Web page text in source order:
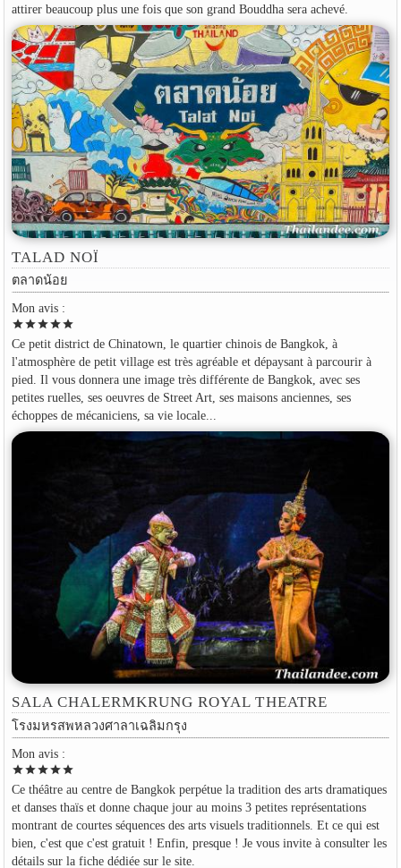
attirer beaucoup plus une fois que son grand Bouddha sera achevé.
TALAD NOÏ
ตลาดน้อย
Mon avis :
starstarstarstarstar
Ce petit district de Chinatown, le quartier chinois de Bangkok, à
l'atmosphère de petit village est très agréable et dépaysant à parcourir à
pied. Il vous donnera une image très différente de Bangkok, avec ses
petites ruelles, ses oeuvres de Street Art, ses maisons anciennes, ses
échoppes de mécaniciens, sa vie locale...
SALA CHALERMKRUNG ROYAL THEATRE
โรงมหรสพหลวงศาลาเฉลิมกรุง
Mon avis :
starstarstarstarstar
Ce théâtre au centre de Bangkok perpétue la tradition des arts dramatiques
et danses thaïs et donne chaque jour au moins 3 petites représentations
montrant de courtes séquences des arts visuels traditionnels. Et ce qui est
bien, c'est que c'est gratuit ! Enfin, presque ! Je vous invite à consulter les
détails sur la fiche dédiée sur le site.